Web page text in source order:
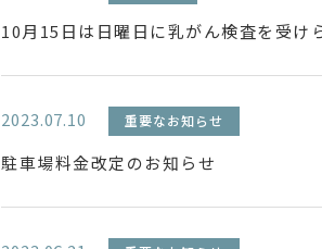
10月15日は日曜日に乳がん検査を受け
2023.07.10 重要なお知らせ
駐車場料金改定のお知らせ